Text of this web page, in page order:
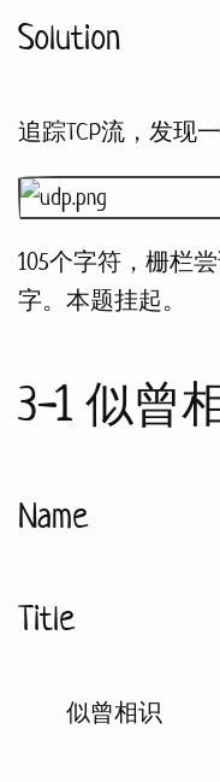
Solution
追踪TCP流，发现
105个字符，栅栏
字。本题挂起。
3-1 似曾
Name
Title
似曾相识